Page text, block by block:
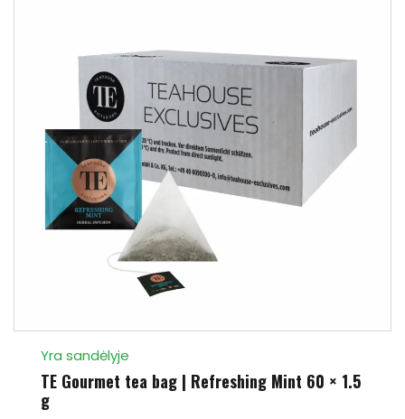
Yra sandėlyje
TE Gourmet tea bag | Refreshing Mint 60 × 1.5
g